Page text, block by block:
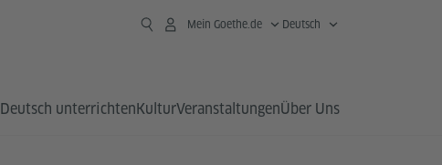
Mein Goethe.de Deutsch
Deutsch unterrichtenKulturVeranstaltungenÜber Uns